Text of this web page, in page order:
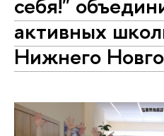
активных
Нижнего